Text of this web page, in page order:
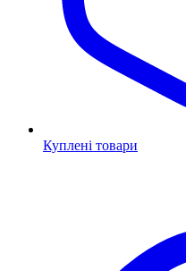
Куплені товари